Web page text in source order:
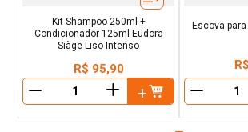
Kit Shampoo 250ml +
Condicionador 125ml Eudora
Siàge Liso Intenso
R$ 95,90
＋
Escova
R$